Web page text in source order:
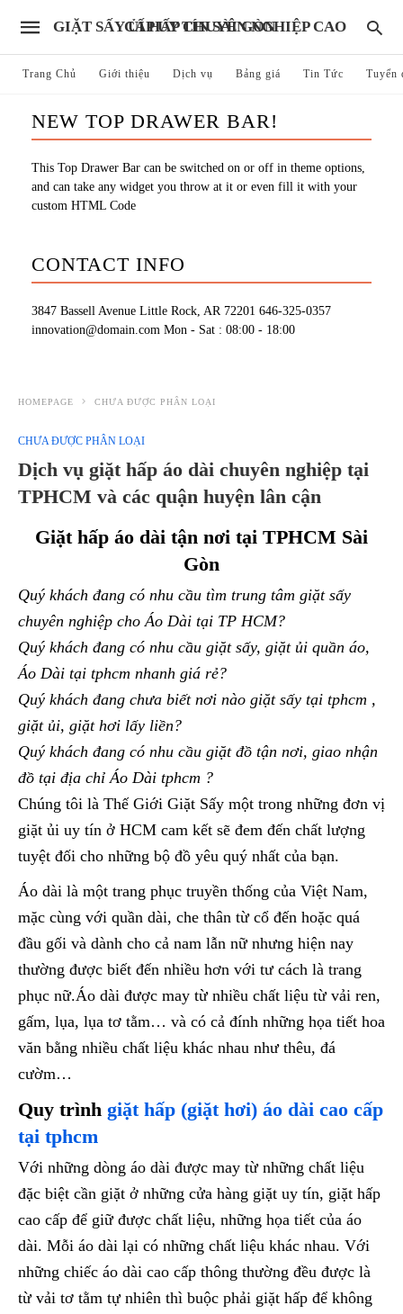
GIẶT SẤY ỦI HẤP CHUYÊN NGHIỆP CAO CẤP UY TÍN SÀI GÒN
Trang Chủ Giới thiệu Dịch vụ Bảng giá Tin Tức Tuyển
NEW TOP DRAWER BAR!
This Top Drawer Bar can be switched on or off in theme options,
and can take any widget you throw at it or even fill it with your
custom HTML Code
CONTACT INFO
3847 Bassell Avenue Little Rock, AR 72201 646-325-0357
innovation@domain.com Mon - Sat : 08:00 - 18:00
HOMEPAGE CHƯA ĐƯỢC PHÂN LOẠI
CHƯA ĐƯỢC PHÂN LOẠI
Dịch vụ giặt hấp áo dài chuyên nghiệp tại
TPHCM và các quận huyện lân cận
Giặt hấp áo dài tận nơi tại TPHCM Sài
Gòn
Quý khách đang có nhu cầu tìm trung tâm giặt sấy
chuyên nghiệp cho Áo Dài tại TP HCM?
Quý khách đang có nhu cầu giặt sấy, giặt ủi quần áo,
Áo Dài tại tphcm nhanh giá rẻ?
Quý khách đang chưa biết nơi nào giặt sấy tại tphcm ,
giặt ủi, giặt hơi lấy liền?
Quý khách đang có nhu cầu giặt đồ tận nơi, giao nhận
đồ tại địa chỉ Áo Dài tphcm ?
Chúng tôi là Thế Giới Giặt Sấy một trong những đơn vị
giặt ủi uy tín ở HCM cam kết sẽ đem đến chất lượng
tuyệt đối cho những bộ đồ yêu quý nhất của bạn.
Áo dài là một trang phục truyền thống của Việt Nam,
mặc cùng với quần dài, che thân từ cổ đến hoặc quá
đầu gối và dành cho cả nam lẫn nữ nhưng hiện nay
thường được biết đến nhiều hơn với tư cách là trang
phục nữ.Áo dài được may từ nhiều chất liệu từ vải ren,
gấm, lụa, lụa tơ tằm… và có cả đính những họa tiết hoa
văn bằng nhiều chất liệu khác nhau như thêu, đá
cườm…
Quy trình giặt hấp (giặt hơi) áo dài cao cấp
tại tphcm
Với những dòng áo dài được may từ những chất liệu
đặc biệt cần giặt ở những cửa hàng giặt uy tín, giặt hấp
cao cấp để giữ được chất liệu, những họa tiết của áo
dài. Mỗi áo dài lại có những chất liệu khác nhau. Với
những chiếc áo dài cao cấp thông thường đều được là
từ vải tơ tằm tự nhiên thì buộc phải giặt hấp để không